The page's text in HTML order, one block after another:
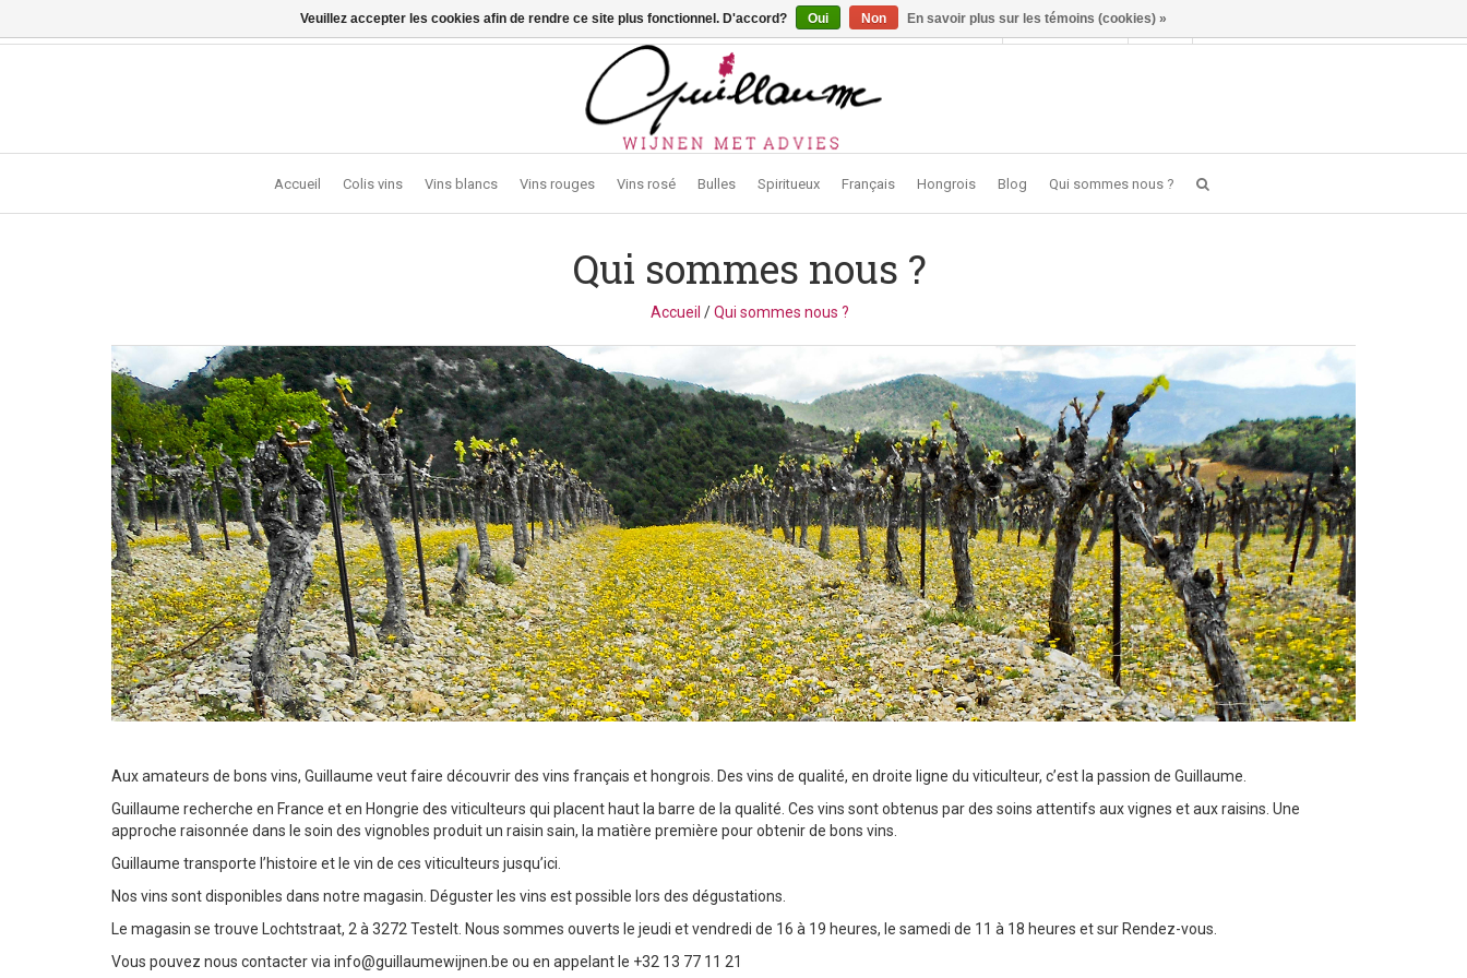
Vragen? Bel ons: +32 (0)13 - 77 11 21 - Winkel: Lochtstraat 2, 3272 Testelt -info@guillaumewijnen.be FR
Se connecter
Accueil Colis vins Vins blancs Vins rouges Vins rosé Bulles Spiritueux Français Hongrois Blog Qui sommes nous ?
Qui sommes nous ?
Accueil /Qui sommes nous ?
Aux amateurs de bons vins, Guillaume veut faire découvrir des vins français et hongrois. Des vins de qualité, en droite ligne du viticulteur, c’est la passion de Guillaume.
Guillaume recherche en France et en Hongrie des viticulteurs qui placent haut la barre de la qualité. Ces vins sont obtenus par des soins attentifs aux vignes et aux raisins. Une
approche raisonnée dans le soin des vignobles produit un raisin sain, la matière première pour obtenir de bons vins.
Guillaume transporte l’histoire et le vin de ces viticulteurs jusqu’ici.
Nos vins sont disponibles dans notre magasin. Déguster les vins est possible lors des dégustations.
Le magasin se trouve Lochtstraat, 2 à 3272 Testelt. Nous sommes ouverts le jeudi et vendredi de 16 à 19 heures, le samedi de 11 à 18 heures et sur Rendez-vous.
Vous pouvez nous contacter viainfo@guillaumewijnen.be ou en appelant le +32 13 77 11 21
Veuillez accepter les cookies afin de rendre ce site plus fonctionnel. D'accord? Oui Non En savoir plus sur les témoins (cookies) »